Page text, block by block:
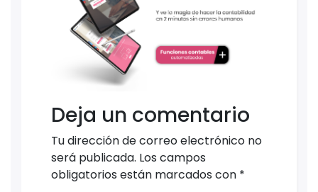
Deja un comentario
Tu dirección de correo electrónico no
será publicada. Los campos
obligatorios están marcados con *